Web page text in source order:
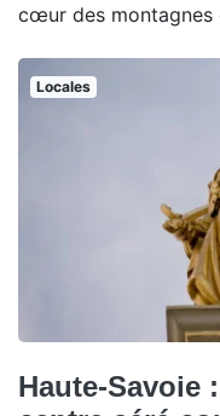
cœur des montagnes
Locales
Haute-Savoie